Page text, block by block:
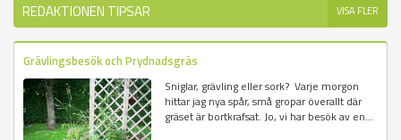
REDAKTIONEN TIPSAR VISA FLER
Grävlingsbesök och Prydnadsgräs
Sniglar, grävling eller sork? Varje morgon
hittar jag nya spår, små gropar överallt där
gräset är bortkrafsat. Jo, vi har besök av en...